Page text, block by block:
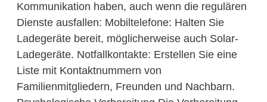
Kommunikation haben, auch wenn die regulären
Dienste ausfallen: Mobiltelefone: Halten Sie
Ladegeräte bereit, möglicherweise auch Solar-
Ladegeräte. Notfallkontakte: Erstellen Sie eine
Liste mit Kontaktnummern von
Familienmitgliedern, Freunden und Nachbarn.